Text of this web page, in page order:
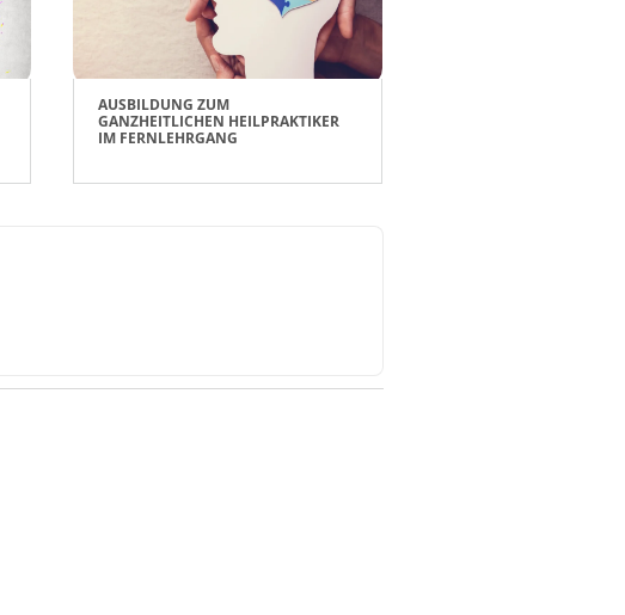
AUSBILDUNG ZUM
GANZHEITLICHEN HEILPRAKTIKER
IM FERNLEHRGANG